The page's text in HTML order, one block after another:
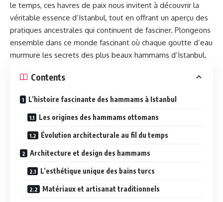
le temps, ces havres de paix nous invitent à découvrir la
véritable essence d’Istanbul, tout en offrant un aperçu des
pratiques ancestrales qui continuent de fasciner. Plongeons
ensemble dans ce monde fascinant où chaque goutte d’eau
murmure les secrets des plus beaux hammams d’Istanbul.
Contents
L’histoire fascinante des hammams à Istanbul
Les origines des hammams ottomans
Évolution architecturale au fil du temps
Architecture et design des hammams
L’esthétique unique des bains turcs
Matériaux et artisanat traditionnels